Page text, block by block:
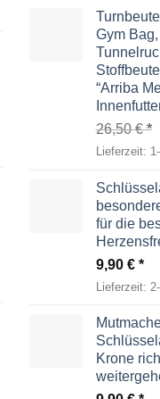
Gym Bag,
“Arriba
26,50€
Lieferzeit:
für die
9,90 €
Lieferzeit:
Krone